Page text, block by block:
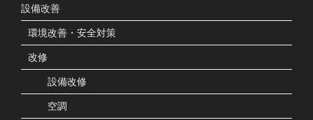
設備改善
環境改善・安全対策
改修
設備改修
空調